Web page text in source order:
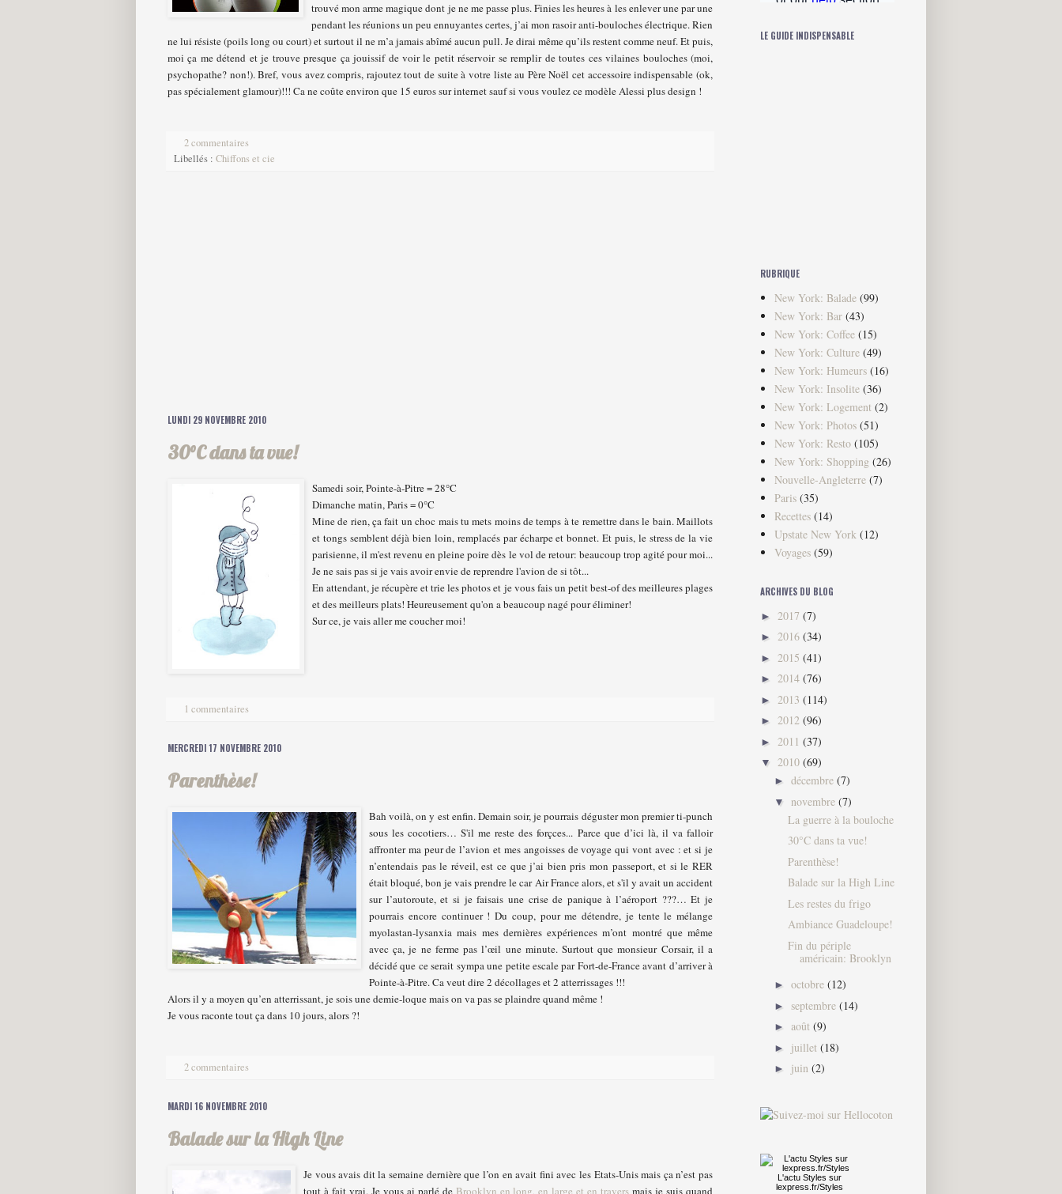
trouvé mon arme magique dont je ne me passe plus. Finies les heures à les enlever une par une
pendant les réunions un peu ennuyantes certes, j’ai mon rasoir anti-bouloches électrique. Rien
ne lui résiste (poils long ou court) et surtout il ne m’a jamais abîmé aucun pull. Je dirai même qu’ils restent comme neuf. Et puis,
moi ça me détend et je trouve presque ça jouissif de voir le petit réservoir se remplir de toutes ces vilaines bouloches (moi,
psychopathe? non!). Bref, vous avez compris, rajoutez tout de suite à votre liste au Père Noël cet accessoire indispensable (ok,
pas spécialement glamour)!!! Ca ne coûte environ que 15 euros sur internet sauf si vous voulez ce modèle Alessi plus design !
2 commentaires
Libellés : Chiffons et cie
LUNDI 29 NOVEMBRE 2010
30°C dans ta vue!
Samedi soir, Pointe-à-Pitre = 28°C
Dimanche matin, Paris = 0°C
Mine de rien, ça fait un choc mais tu mets moins de temps à te remettre dans le bain. Maillots
et tongs semblent déjà bien loin, remplacés par écharpe et bonnet. Et puis, le stress de la vie
parisienne, il m'est revenu en pleine poire dès le vol de retour: beaucoup trop agité pour moi...
Je ne sais pas si je vais avoir envie de reprendre l'avion de si tôt...
En attendant, je récupère et trie les photos et je vous fais un petit best-of des meilleures plages
et des meilleurs plats! Heureusement qu'on a beaucoup nagé pour éliminer!
Sur ce, je vais aller me coucher moi!
1 commentaires
MERCREDI 17 NOVEMBRE 2010
Parenthèse!
Bah voilà, on y est enfin. Demain soir, je pourrais déguster mon premier ti-punch
sous les cocotiers… S'il me reste des forçces... Parce que d’ici là, il va falloir
affronter ma peur de l’avion et mes angoisses de voyage qui vont avec : et si je
n’entendais pas le réveil, est ce que j’ai bien pris mon passeport, et si le RER
était bloqué, bon je vais prendre le car Air France alors, et s'il y avait un accident
sur l’autoroute, et si je faisais une crise de panique à l’aéroport ???… Et je
pourrais encore continuer ! Du coup, pour me détendre, je tente le mélange
myolastan-lysanxia mais mes dernières expériences m’ont montré que même
avec ça, je ne ferme pas l’œil une minute. Surtout que monsieur Corsair, il a
décidé que ce serait sympa une petite escale par Fort-de-France avant d’arriver à
Pointe-à-Pitre. Ca veut dire 2 décollages et 2 atterrissages !!!
Alors il y a moyen qu’en atterrissant, je sois une demie-loque mais on va pas se plaindre quand même !
Je vous raconte tout ça dans 10 jours, alors ?!
2 commentaires
MARDI 16 NOVEMBRE 2010
Balade sur la High Line
Je vous avais dit la semaine dernière que l’on en avait fini avec les Etats-Unis mais ça n’est pas
tout à fait vrai. Je vous ai parlé de Brooklyn en long, en large et en travers mais je suis quand
LE GUIDE INDISPENSABLE
RUBRIQUE
New York: Balade (99)
New York: Bar (43)
New York: Coffee (15)
New York: Culture (49)
New York: Humeurs (16)
New York: Insolite (36)
New York: Logement (2)
New York: Photos (51)
New York: Resto (105)
New York: Shopping (26)
Nouvelle-Angleterre (7)
Paris (35)
Recettes (14)
Upstate New York (12)
Voyages (59)
ARCHIVES DU BLOG
► 2017 (7)
► 2016 (34)
► 2015 (41)
► 2014 (76)
► 2013 (114)
► 2012 (96)
► 2011 (37)
▼ 2010 (69)
► décembre (7)
▼ novembre (7)
La guerre à la bouloche
30°C dans ta vue!
Parenthèse!
Balade sur la High Line
Les restes du frigo
Ambiance Guadeloupe!
Fin du périple
américain: Brooklyn
► octobre (12)
► septembre (14)
► août (9)
► juillet (18)
► juin (2)
L'actu Styles sur
lexpress.fr/Styles